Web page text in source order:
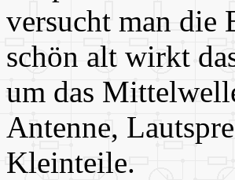
versucht man die
schön alt wirkt
um das
Antenne,
Kleinteile.